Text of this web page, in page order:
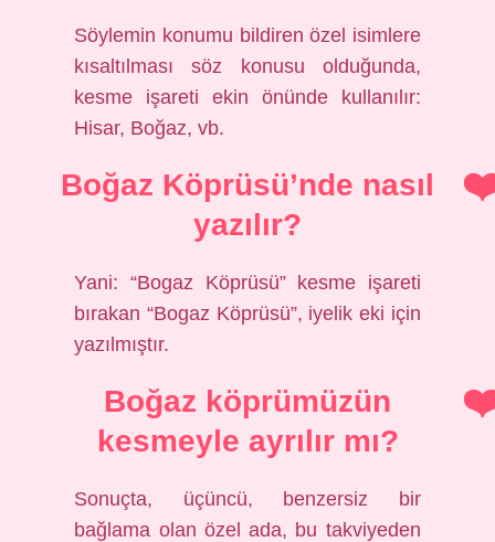
Söylemin konumu bildiren özel isimlere
kısaltılması söz konusu olduğunda,
kesme işareti ekin önünde kullanılır:
Hisar, Boğaz, vb.
Boğaz Köprüsü’nde nasıl
yazılır?
Yani: “Bogaz Köprüsü” kesme işareti
bırakan “Bogaz Köprüsü”, iyelik eki için
yazılmıştır.
Boğaz köprümüzün
kesmeyle ayrılır mı?
Sonuçta, üçüncü, benzersiz bir
bağlama olan özel ada, bu takviyeden